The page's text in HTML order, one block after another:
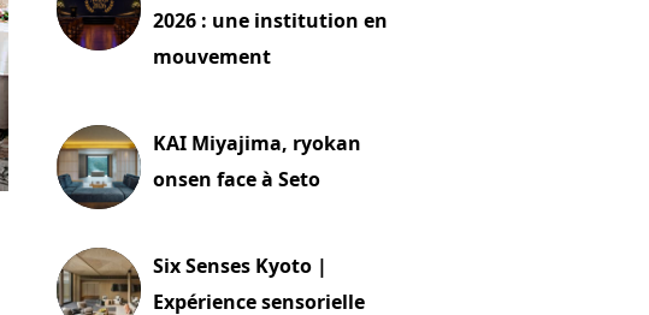
2026 : une institution en
mouvement
KAI Miyajima, ryokan
onsen face à Seto
Six Senses Kyoto |
Expérience sensorielle